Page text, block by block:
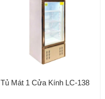
Tủ Mát 1 Cửa Kính LC-138